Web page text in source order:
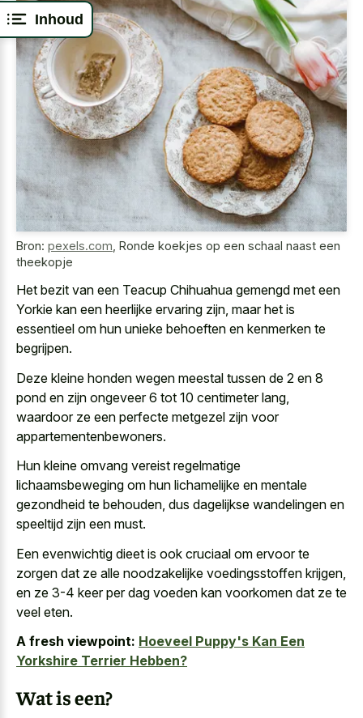
Inhoud
Bron: pexels.com Ronde koekjes op een schaal naast een
theekopje
Het bezit van een Teacup Chihuahua gemengd met een
Yorkie kan een heerlijke ervaring zijn, maar het is
essentieel om hun unieke behoeften en kenmerken te
begrijpen.
Deze kleine honden wegen meestal tussen de 2 en 8
pond en zijn ongeveer 6 tot 10 centimeter lang,
waardoor ze een perfecte metgezel zijn voor
appartementenbewoners.
Hun kleine omvang vereist regelmatige
lichaamsbeweging om hun lichamelijke en mentale
gezondheid te behouden, dus dagelijkse wandelingen en
speeltijd zijn een must.
Een evenwichtig dieet is ook cruciaal om ervoor te
zorgen dat ze alle noodzakelijke voedingsstoffen krijgen,
en ze 3-4 keer per dag voeden kan voorkomen dat ze te
veel eten.
A fresh viewpoint: Hoeveel Puppy's Kan Een
Yorkshire Terrier Hebben?
Wat is een?